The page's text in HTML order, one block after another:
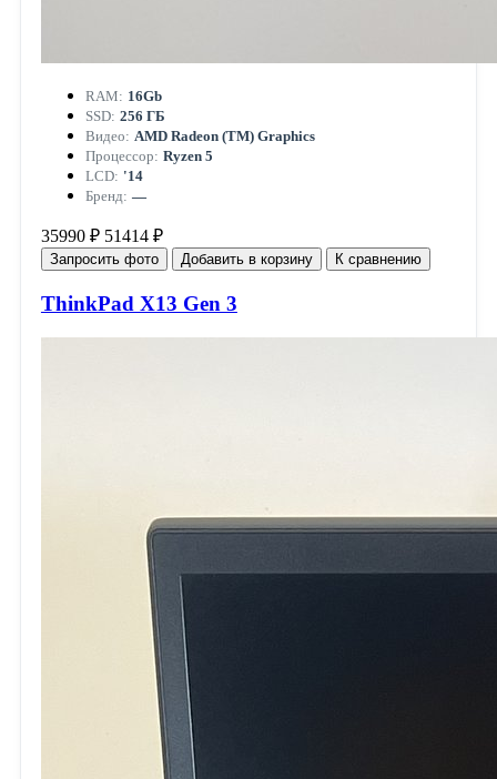
RAM: 16Gb
SSD: 256 ГБ
Видео: AMD Radeon (TM) Graphics
Процессор: Ryzen 5
LCD: '14
Бренд: —
35990 ₽ 51414 ₽
Запросить фото Добавить в корзину К сравнению
ThinkPad X13 Gen 3